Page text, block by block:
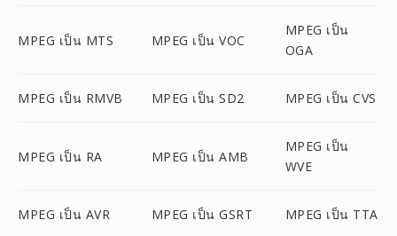
MPEG เป็น MTS MPEG เป็น VOC
MPEG เป็น
OGA
MPEG เป็น RMVB MPEG เป็น SD2 MPEG เป็น CVS
MPEG เป็น RA MPEG เป็น AMB
MPEG เป็น
WVE
MPEG เป็น AVR MPEG เป็น GSRT MPEG เป็น TTA